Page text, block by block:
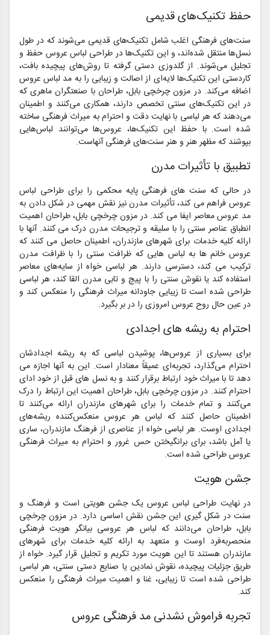
حفظ تکنیک‌های قدیمی
سنت‌های فرهنگی اغلب شامل تکنیک‌های قدیمی می‌شوند که در طول
نسل‌ها منتقل شده‌اند، و این تکنیک‌ها در طراحی لباس عروس حفظ و
تجلیل می‌شوند. از گلدوزی دستی گرفته تا روش‌های پیچیده بافت،
کاردستی این تکنیک‌ها لایه‌ای از اصالت و زیبایی را به مد لباس عروس
اضافه می‌کند. در مزون چرخچی بابل، طراحان با صنعتگران ماهری که
در این تکنیک‌های سنتی تخصص دارند، همکاری می‌کنند و اطمینان
می‌دهند که هر لباسی با نهایت دقت و احترام به میراث فرهنگی ساخته
شده است. با حفظ این تکنیک‌ها، عروس‌ها می‌توانند لباس‌هایی
بپوشند که مظهر هنر و هنر سنت‌های فرهنگی آنهاست.
تطبیق با تأثیرات مدرن
در حالی که سنت های فرهنگی پایه محکمی را برای طراحی لباس
عروس فراهم می کند، تأثیرات مدرن نیز نقش مهمی در شکل دادن به
مد عروس معاصر ایفا می کند. در مزون چرخچی بابل، طراحان اهمیت
انطباق عناصر سنتی را با سلیقه و ترجیحات مدرن درک می کنند. آنها با
ارائه کلیه خدمات برای شهرهای مازندران، اطمینان حاصل می کنند که
عروس خانم ها به لباس هایی که ظرافت سنتی را با ظرافت مدرن
ترکیب می کند، دسترسی دارند. هر لباسی خواه از سایه‌های معاصر
استفاده کند یا نقوش سنتی را با پیچ و تابی مدرن القا کند، هر لباسی
طراحی شده است تا زیبایی جاودانه میراث فرهنگی را منعکس کند و
در عین حال روح عروس امروزی را در بر بگیرد.
احترام به ریشه های اجدادی
برای بسیاری از عروس‌ها، پوشیدن لباسی که به ریشه اجدادشان
احترام می‌گذارد، تجربه‌ای عمیقاً معنادار است. این به آنها اجازه می
دهد تا با میراث خود ارتباط برقرار کنند و به نسل های قبل از خود ادای
احترام کنند. در مزون چرخچی بابل، طراحان اهمیت این ارتباط را درک
می‌کنند و تمام خدمات را برای شهرهای مازندران ارائه می‌کنند تا
اطمینان حاصل کنند که لباس هر عروس منعکس‌کننده ریشه‌های
اجدادی اوست. هر لباسی خواه از عناصری از فرهنگ مازندران، ساری
یا آمل باشد، برای برانگیختن حس غرور و احترام به میراث فرهنگی
عروس طراحی شده است.
جشن هویت
در نهایت طراحی لباس عروس یک جشن هویتی است و فرهنگ و
سنت در شکل گیری این جشن نقش اساسی دارد. در مزون چرخچی
بابل، طراحان می‌دانند که لباس هر عروسی بیانگر هویت فرهنگی
منحصربه‌فرد اوست و متعهد به ارائه کلیه خدمات برای شهرهای
مازندران هستند تا این هویت مورد تکریم و تجلیل قرار گیرد. خواه از
طریق جزئیات پیچیده، نقوش نمادین یا صنایع دستی سنتی، هر لباسی
طراحی شده است تا زیبایی، غنا و اهمیت میراث فرهنگی را منعکس
کند.
تجربه فراموش نشدنی مد فرهنگی عروس